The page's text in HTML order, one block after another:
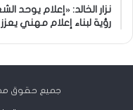
نزار الخالد: «إعلام
رؤية لبناء إعلام مهني يعزز
جميع حقوق